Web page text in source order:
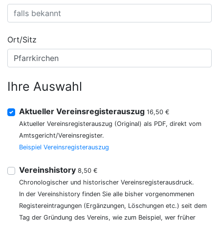
Ort/Sitz
Ihre Auswahl
Aktueller Vereinsregisterauszug 16,50 €
Aktueller Vereinsregisterauszug (Original) als PDF, direkt vom
Amtsgericht/Vereinsregister.
Beispiel Vereinsregisterauszug
Vereinshistory 8,50 €
Chronologischer und historischer Vereinsregisterausdruck.
In der Vereinshistory finden Sie alle bisher vorgenommenen
Registereintragungen (Ergänzungen, Löschungen etc.) seit dem
Tag der Gründung des Vereins, wie zum Beispiel, wer früher